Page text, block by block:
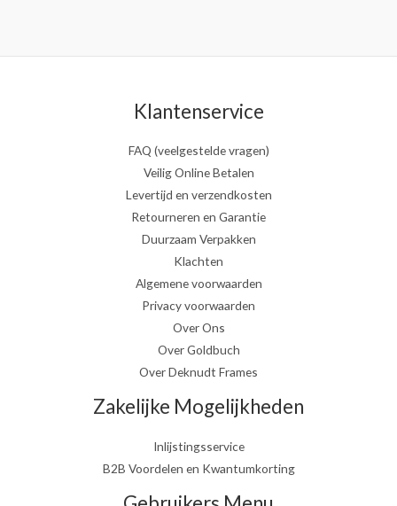
Klantenservice
FAQ (veelgestelde vragen)
Veilig Online Betalen
Levertijd en verzendkosten
Retourneren en Garantie
Duurzaam Verpakken
Klachten
Algemene voorwaarden
Privacy voorwaarden
Over Ons
Over Goldbuch
Over Deknudt Frames
Zakelijke Mogelijkheden
Inlijstingsservice
B2B Voordelen en Kwantumkorting